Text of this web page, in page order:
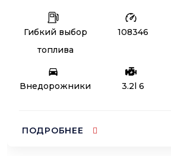
Гибкий выбор
топлива
108346
Внедорожники 3.2l 6
ПОДРОБНЕЕ